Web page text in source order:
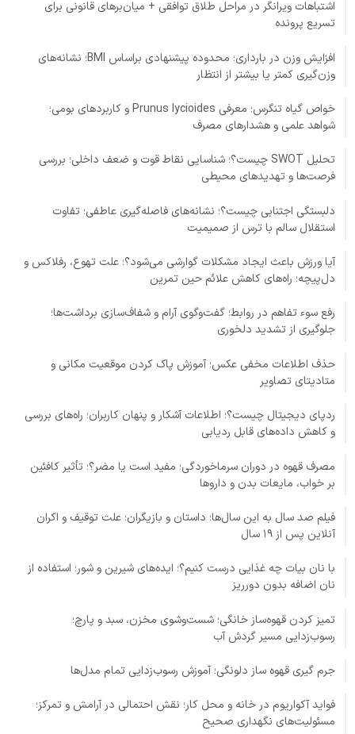
اشتباهات ویرانگر در مراحل طلاق توافقی + میان‌برهای قانونی برای
تسریع پرونده
افزایش وزن در بارداری؛ محدوده پیشنهادی براساس BMI؛ نشانه‌های
وزن‌گیری کمتر یا بیشتر از انتظار
خواص گیاه تنگرس؛ معرفی Prunus lycioides و کاربردهای بومی؛
شواهد علمی و هشدارهای مصرف
تحلیل SWOT چیست؟؛ شناسایی نقاط قوت و ضعف داخلی؛ بررسی
فرصت‌ها و تهدیدهای محیطی
دلبستگی اجتنابی چیست؟؛ نشانه‌های فاصله‌گیری عاطفی؛ تفاوت
استقلال سالم با ترس از صمیمیت
آیا ورزش باعث ایجاد مشکلات گوارشی می‌شود؟؛ علت تهوع، رفلاکس و
دل‌پیچه؛ راه‌های کاهش علائم حین تمرین
رفع سوء تفاهم در روابط؛ گفت‌وگوی آرام و شفاف‌سازی برداشت‌ها؛
جلوگیری از تشدید دلخوری
حذف اطلاعات مخفی عکس؛ آموزش پاک کردن موقعیت مکانی و
متادیتای تصاویر
ردپای دیجیتال چیست؟؛ اطلاعات آشکار و پنهان کاربران؛ راه‌های بررسی
و کاهش داده‌های قابل ردیابی
مصرف قهوه در دوران سرماخوردگی؛ مفید است یا مضر؟؛ تأثیر کافئین
بر خواب، مایعات بدن و داروها
فیلم صد سال به این سال‌ها؛ داستان و بازیگران؛ علت توقیف و اکران
آنلاین پس از ۱۹ سال
با نان بیات چه غذایی درست کنیم؟؛ ایده‌های شیرین و شور؛ استفاده از
نان اضافه بدون دورریز
تمیز کردن قهوه‌ساز خانگی؛ شست‌وشوی مخزن، سبد و پارچ؛
رسوب‌زدایی مسیر گردش آب
جرم گیری قهوه ساز دلونگی؛ آموزش رسوب‌زدایی تمام مدل‌ها
فواید آکواریوم در خانه و محل کار؛ نقش احتمالی در آرامش و تمرکز؛
مسئولیت‌های نگهداری صحیح